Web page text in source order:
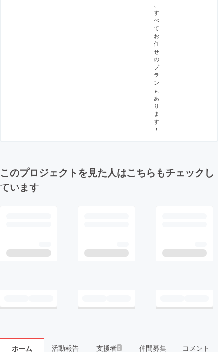
す
べ
て
お
任
せ
の
プ
ラ
ン
も
あ
り
ま
す
！
このプロジェクトを見た人はこちらもチェックし
ています
ホーム 活動報告 支援者9 仲間募集 コメント